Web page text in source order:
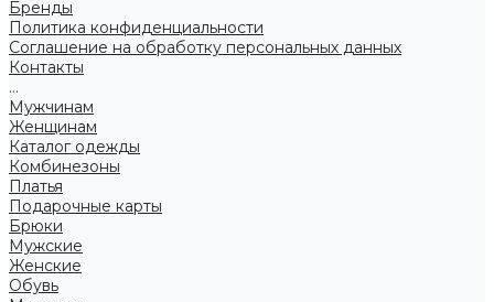
Бренды
Политика конфиденциальности
Соглашение на обработку персональных данных
Контакты
...
Мужчинам
Женщинам
Каталог одежды
Комбинезоны
Платья
Подарочные карты
Брюки
Мужские
Женские
Обувь